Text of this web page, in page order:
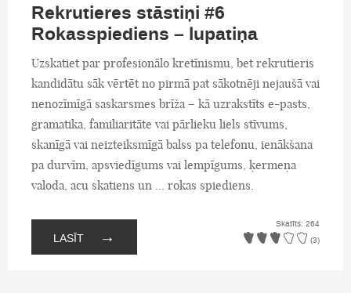
Rekrutieres stāstiņi #6
Rokasspiediens – lupatiņa
Uzskatiet par profesionālo kretīnismu, bet rekrutieris
kandidātu sāk vērtēt no pirmā pat sākotnēji nejaušā vai
nenozīmīgā saskarsmes brīža – kā uzrakstīts e-pasts,
gramatika, familiaritāte vai pārlieku liels stīvums,
skanīgā vai neizteiksmīgā balss pa telefonu, ienākšana
pa durvīm, apsviedīgums vai lempīgums, ķermeņa
valoda, acu skatiens un ... rokas spiediens.
LASĪT →
Skatīts: 264
(3)